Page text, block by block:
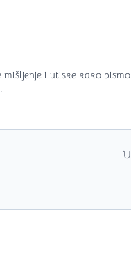
mišljenje i utiske kako